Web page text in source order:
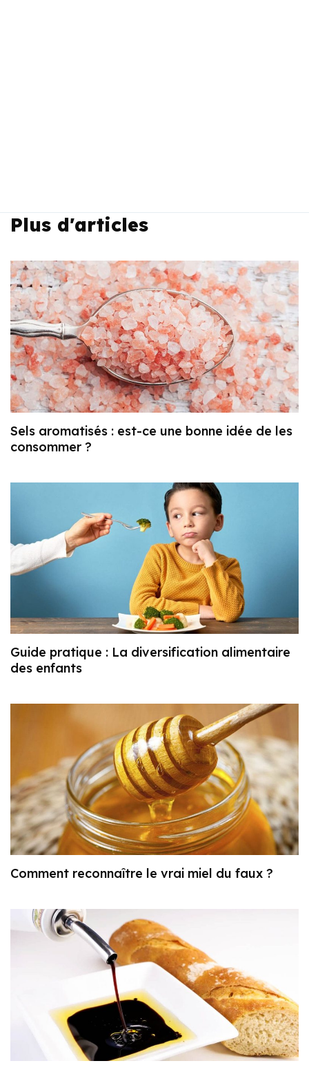
Plus d'articles
Sels aromatisés : est-ce une bonne idée de les
consommer ?
Guide pratique : La diversification alimentaire
des enfants
Comment reconnaître le vrai miel du faux ?